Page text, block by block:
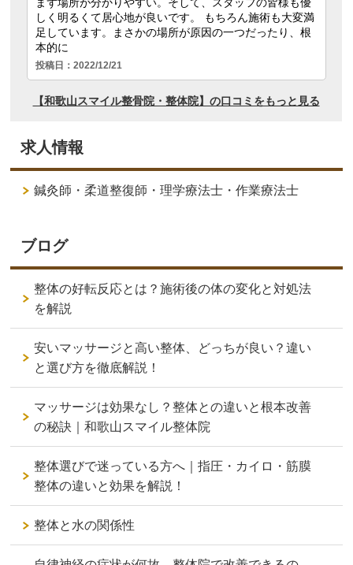
求人情報
鍼灸師・柔道整復師・理学療法士・作業療法士
ブログ
整体の好転反応とは？施術後の体の変化と対処法
を解説
安いマッサージと高い整体、どっちが良い？違い
と選び方を徹底解説！
マッサージは効果なし？整体との違いと根本改善
の秘訣｜和歌山スマイル整体院
整体選びで迷っている方へ｜指圧・カイロ・筋膜
整体の違いと効果を解説！
整体と水の関係性